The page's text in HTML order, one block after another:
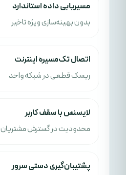
مسیریابی داده استاندارد
بدون بهینه‌سازی ویژه تاخیر
اتصال تک‌مسیره اینترنت
ریسک قطعی در شبکه واحد
لایسنس با سقف کاربر
محدودیت در گسترش مشتریان
پشتیبان‌گیری دستی سرور